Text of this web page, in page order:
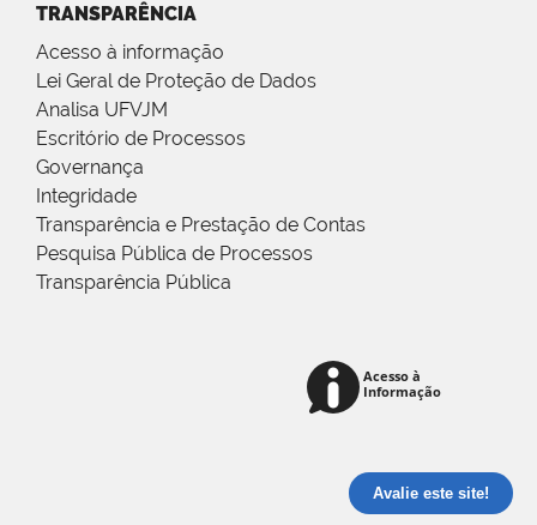
TRANSPARÊNCIA
Acesso à informação
Lei Geral de Proteção de Dados
Analisa UFVJM
Escritório de Processos
Governança
Integridade
Transparência e Prestação de Contas
Pesquisa Pública de Processos
Transparência Pública
Avalie este site!